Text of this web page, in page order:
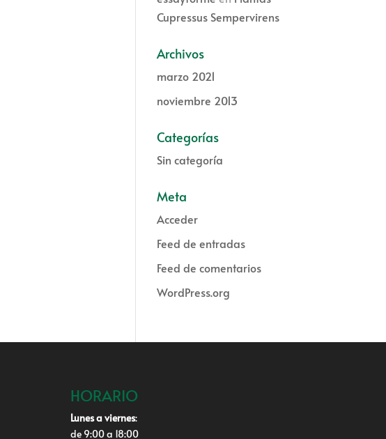
Cupressus Sempervirens
Archivos
marzo 2021
noviembre 2013
Categorías
Sin categoría
Meta
Acceder
Feed de entradas
Feed de comentarios
WordPress.org
HORARIO
Lunes a viernes:
de 9:00 a 18:00